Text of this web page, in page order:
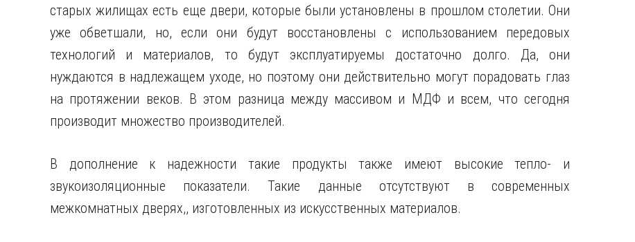
старых жилищах есть еще двери, которые были установлены в прошлом столетии. Они
уже обветшали, но, если они будут восстановлены с использованием передовых
технологий и материалов, то будут эксплуатируемы достаточно долго. Да, они
нуждаются в надлежащем уходе, но поэтому они действительно могут порадовать глаз
на протяжении веков. В этом разница между массивом и МДФ и всем, что сегодня
производит множество производителей.
В дополнение к надежности такие продукты также имеют высокие тепло- и
звукоизоляционные показатели. Такие данные отсутствуют в современных
межкомнатных дверях,, изготовленных из искусственных материалов.